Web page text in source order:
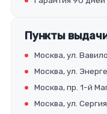
Пункты
Москва, ул.
Москва, ул.
Москва, пр. 1-й
Москва, ул.